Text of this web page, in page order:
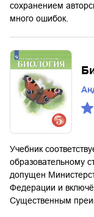
сохранением
много ошибок.
Учебник
образовательному
допущен
Федерации и
Существенным